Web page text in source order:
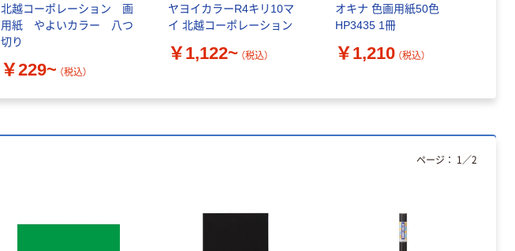
北越コーポレーション 画
用紙 やよいカラー 八つ
切り
￥229~ （税込）
ヤヨイカラーR4キリ10マ
イ 北越コーポレーション
￥1,122~ （税込）
オキナ 色画用紙50色
HP3435 1冊
￥1,210 （税込）
ページ： 1 ／2